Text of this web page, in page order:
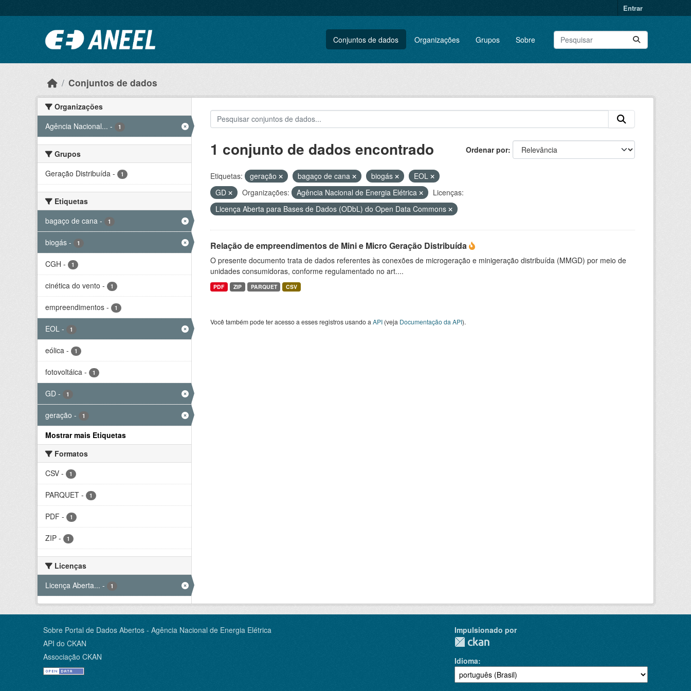
Entrar
Conjuntos de dados Organizações Grupos Sobre
Conjuntos de dados
Organizações
Agência Nacional... - 1
Grupos
Geração Distribuída - 1
Etiquetas
bagaço de cana - 1
biogás - 1
CGH - 1
cinética do vento - 1
empreendimentos - 1
EOL - 1
eólica - 1
fotovoltáica - 1
GD - 1
geração - 1
Mostrar mais Etiquetas
Formatos
CSV - 1
PARQUET - 1
PDF - 1
ZIP - 1
Licenças
Licença Aberta... - 1
Ordenar por
1 conjunto de dados encontrado
Etiquetas: geração bagaço de cana biogás
EOL
GD
Organizações: Agência Nacional de Energia Elétrica
Licenças:
Licença Aberta para Bases de Dados (ODbL) do Open Data Commons
Relação de empreendimentos de Mini e Micro Geração Distribuída
O presente documento trata de dados referentes às conexões de microgeração e minigeração distribuída (MMGD) por meio de
unidades consumidoras, conforme regulamentado no art....
PDF ZIP PARQUET CSV
Você também pode ter acesso a esses registros usando a API(veja Documentação da API).
Sobre Portal de Dados Abertos - Agência Nacional de Energia Elétrica
API do CKAN
Associação CKAN
Impulsionado por
Idioma